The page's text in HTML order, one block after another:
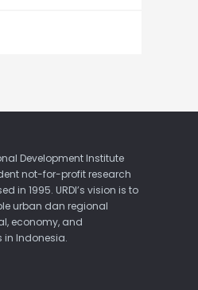
Development Institute
not-for-profit research
in 1995. URDI’s vision is to
urban dan regional
economy, and
in Indonesia.